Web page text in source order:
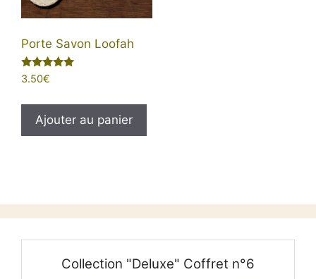
Porte Savon Loofah
Note
5.00
3.50€
Ajouter au panier
Collection "Deluxe" Coffret n°6